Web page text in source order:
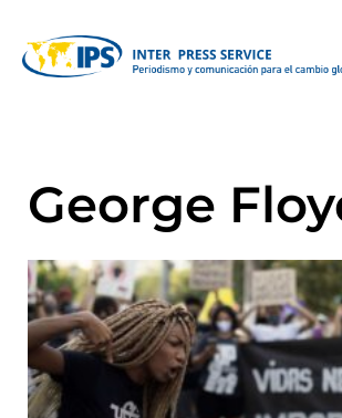
George